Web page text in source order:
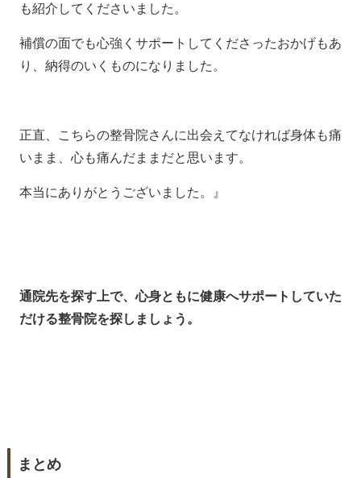
も紹介してくださいました。
補償の面でも心強くサポートしてくださったおかげもあ
り、納得のいくものになりました。
正直、こちらの整骨院さんに出会えてなければ身体も痛
いまま、心も痛んだままだと思います。
本当にありがとうございました。』
通院先を探す上で、心身ともに健康へサポートしていた
だける整骨院を探しましょう。
まとめ